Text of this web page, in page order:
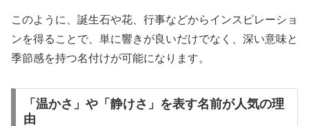
このように、誕生石や花、行事などからインスピレーショ
ンを得ることで、単に響きが良いだけでなく、深い意味と
季節感を持つ名付けが可能になります。
「温かさ」や「静けさ」を表す名前が人気の理
由